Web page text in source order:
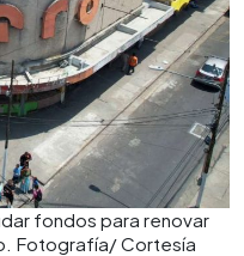
fondos para renovar
Fotografía/ Cortesía